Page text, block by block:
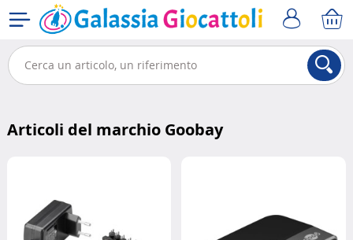
Articoli del marchio Goobay